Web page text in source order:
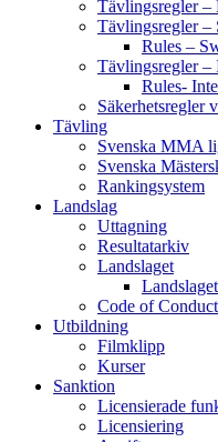
Tävlingsregler
Tävlingsregler –
Rules –
Tävlingsregler –
Rules-
Säkerhetsregler
Tävling
Svenska MMA
Svenska
Rankingsystem
Landslag
Uttagning
Resultatarkiv
Landslaget
Code of Conduct
Utbildning
Filmklipp
Kurser
Sanktion
Licensierade
Licensiering